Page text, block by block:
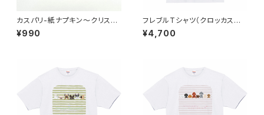
カスパリ-紙ナプキン〜クリスマ
スフラワーマーケット〜（20枚入
り）
¥990
フレブルTシャツ（クロッカスボ
ーダー）
¥4,700